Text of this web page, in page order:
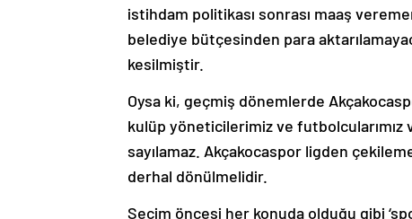
istihdam politikası sonrası maaş
belediye bütçesinden para
kesilmiştir.
Oysa ki, geçmiş dönemlerde
kulüp yöneticilerimiz ve
sayılamaz. Akçakocaspor ligden
derhal dönülmelidir.
Seçim öncesi her konuda olduğu gibi